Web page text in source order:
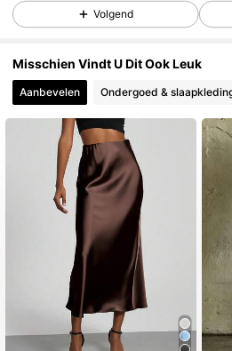
4.85 794K Volgers
4.85 794K Volgers
794K Volgers
Volgend
Misschien Vindt U Dit Ook Leuk
Aanbevelen Ondergoed &